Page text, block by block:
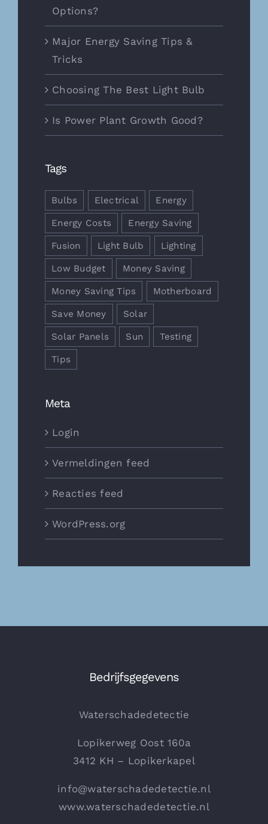
Options?
Major Energy Saving Tips &
Tricks
Choosing The Best Light Bulb
Is Power Plant Growth Good?
Tags
Bulbs Electrical Energy
Energy Costs Energy Saving
Fusion Light Bulb Lighting
Low Budget Money Saving
Money Saving Tips Motherboard
Save Money Solar
Solar Panels Sun Testing
Tips
Meta
Login
Vermeldingen feed
Reacties feed
WordPress.org
Bedrijfsgegevens
Waterschadedetectie
Lopikerweg Oost 160a
3412 KH – Lopikerkapel
info@waterschadedetectie.nl
www.waterschadedetectie.nl